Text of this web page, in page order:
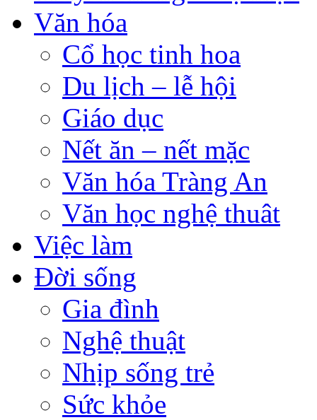
Văn hóa
Cổ học tinh hoa
Du lịch – lễ hội
Giáo dục
Nết ăn – nết mặc
Văn hóa Tràng An
Văn học nghệ thuât
Việc làm
Đời sống
Gia đình
Nghệ thuật
Nhịp sống trẻ
Sức khỏe